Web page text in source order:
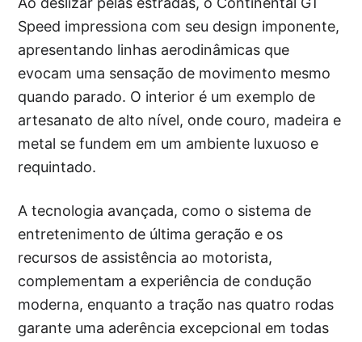
Speed impressiona com seu design imponente,
apresentando linhas aerodinâmicas que
evocam uma sensação de movimento mesmo
quando parado. O interior é um exemplo de
artesanato de alto nível, onde couro, madeira e
metal se fundem em um ambiente luxuoso e
requintado.
A tecnologia avançada, como o sistema de
entretenimento de última geração e os
recursos de assistência ao motorista,
complementam a experiência de condução
moderna, enquanto a tração nas quatro rodas
garante uma aderência excepcional em todas